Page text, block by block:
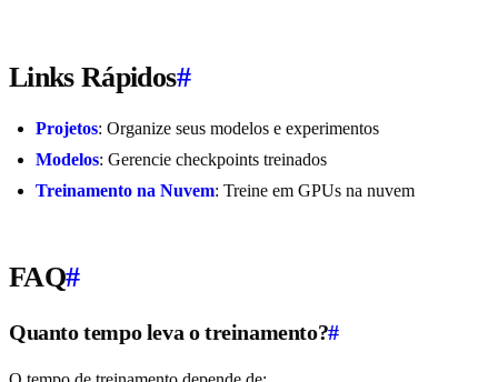
Links Rápidos#
Projetos: Organize seus modelos e experimentos
Modelos: Gerencie checkpoints treinados
Treinamento na Nuvem: Treine em GPUs na nuvem
FAQ#
Quanto tempo leva o treinamento?#